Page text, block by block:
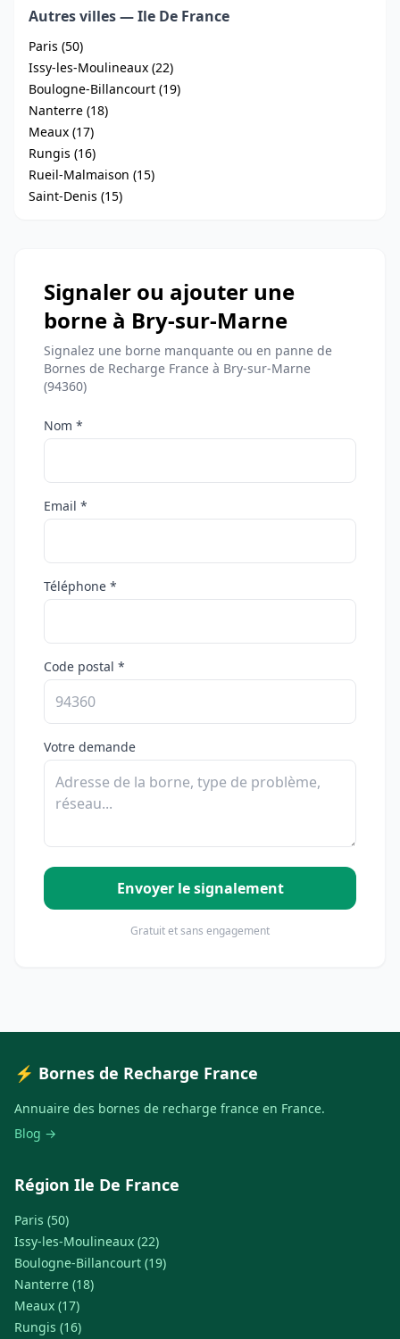
Autres villes — Ile De France
Paris (50)
Issy-les-Moulineaux (22)
Boulogne-Billancourt (19)
Nanterre (18)
Meaux (17)
Rungis (16)
Rueil-Malmaison (15)
Saint-Denis (15)
Signaler ou ajouter une
borne à Bry-sur-Marne
Signalez une borne manquante ou en panne de
Bornes de Recharge France à Bry-sur-Marne
(94360)
Nom *
Email *
Téléphone *
Code postal *
Votre demande
Envoyer le signalement
Gratuit et sans engagement
⚡ Bornes de Recharge France
Annuaire des bornes de recharge france en France.
Blog →
Région Ile De France
Paris (50)
Issy-les-Moulineaux (22)
Boulogne-Billancourt (19)
Nanterre (18)
Meaux (17)
Rungis (16)